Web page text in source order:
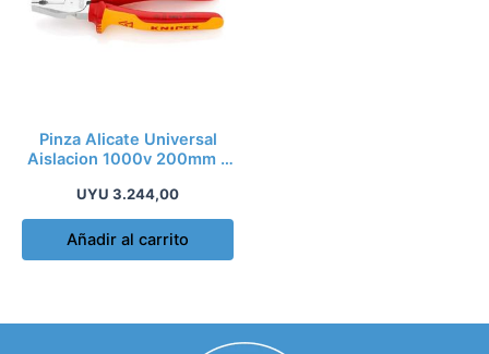
Pinza Alicate Universal
Aislacion 1000v 200mm –
UYU 3.244,00
Añadir al carrito